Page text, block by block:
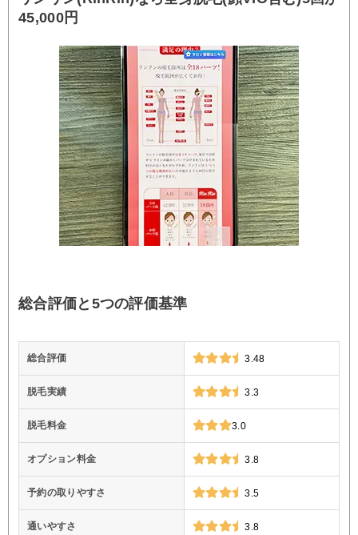
45,000円
総合評価と5つの評価基準
総合評価 3.48
脱毛実績 3.3
脱毛料金 3.0
オプション料金 3.8
予約の取りやすさ 3.5
通いやすさ 3.8